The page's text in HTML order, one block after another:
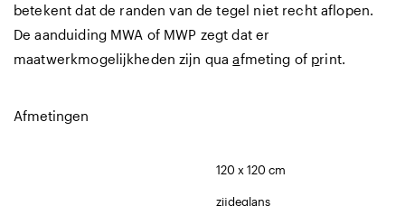
betekent dat de randen van de tegel niet recht aflopen.
De aanduiding MWA of MWP zegt dat er
maatwerkmogelijkheden zijn quaafmeting of print.
Afmetingen
120 x 120 cm
zijdeglans